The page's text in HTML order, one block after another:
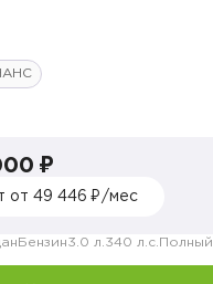
₽
от 49 446 ₽/мес
Бензин3.0 л. 340 л.с. Полный